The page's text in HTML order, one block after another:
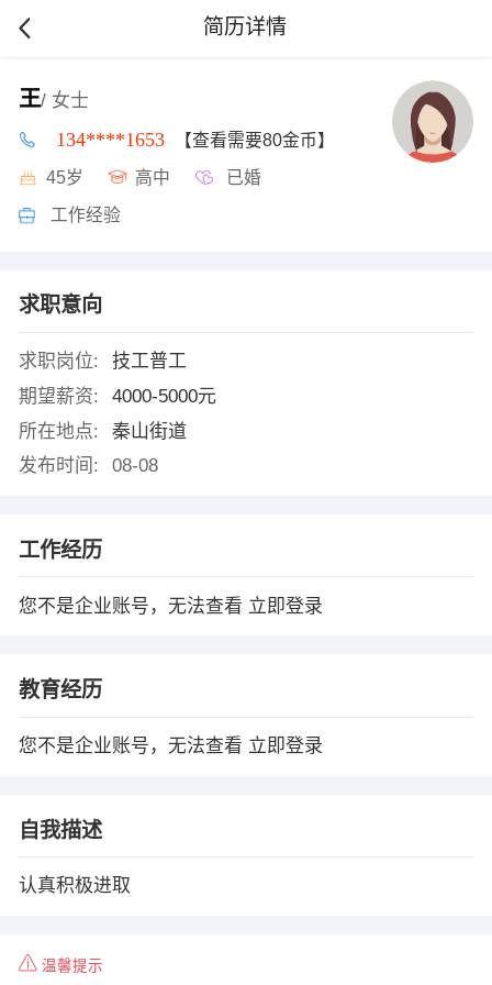
简历详情
王/ 女士
134****1653 【查看需要80金币】
45岁 高中 已婚
工作经验
求职意向
求职岗位:
技工普工
期望薪资:
4000-5000元
所在地点:
秦山街道
发布时间:
08-08
工作经历
您不是企业账号，无法查看 立即登录
教育经历
您不是企业账号，无法查看 立即登录
自我描述
认真积极进取
温馨提示